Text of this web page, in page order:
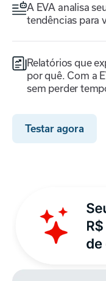
A EVA analisa
tendências para
Relatórios que
por quê. Com a
sem perder
Testar agora